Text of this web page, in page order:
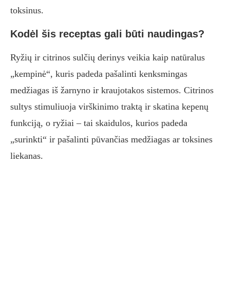
toksinus.
Kodėl šis receptas gali būti naudingas?
Ryžių ir citrinos sulčių derinys veikia kaip natūralus
„kempinė“, kuris padeda pašalinti kenksmingas
medžiagas iš žarnyno ir kraujotakos sistemos. Citrinos
sultys stimuliuoja virškinimo traktą ir skatina kepenų
funkciją, o ryžiai – tai skaidulos, kurios padeda
„surinkti“ ir pašalinti pūvančias medžiagas ar toksines
liekanas.